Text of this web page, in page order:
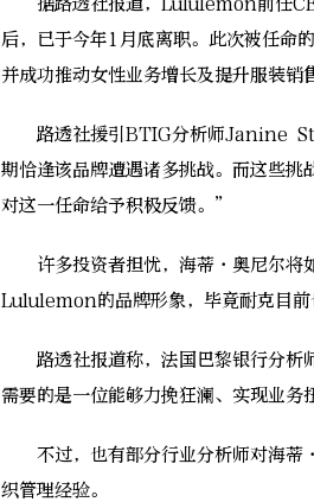
后，已于今年1月底离职。此次被任命
并成功推动女性业务增长及提升服装销
路透社援引BTIG分析师Janine
期恰逢该品牌遭遇诸多挑战。而这些
对这一任命给予积极反馈。”
许多投资者担忧，海蒂·奥尼尔将如
Lululemon的品牌形象，毕竟耐克目前
路透社报道称，法国巴黎银行分
需要的是一位能够力挽狂澜、实现业
不过，也有部分行业分析师对海蒂·
织管理经验。